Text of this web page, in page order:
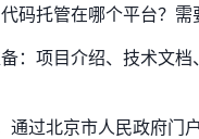
码托管在哪个平台？需
：项目介绍、技术文
过北京市人民政府门